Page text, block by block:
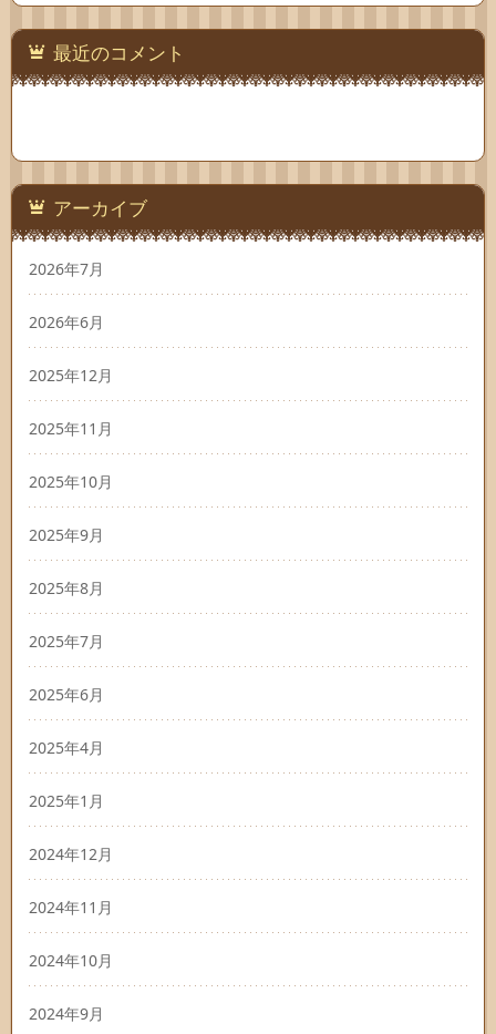
最近のコメント
アーカイブ
2026年7月
2026年6月
2025年12月
2025年11月
2025年10月
2025年9月
2025年8月
2025年7月
2025年6月
2025年4月
2025年1月
2024年12月
2024年11月
2024年10月
2024年9月